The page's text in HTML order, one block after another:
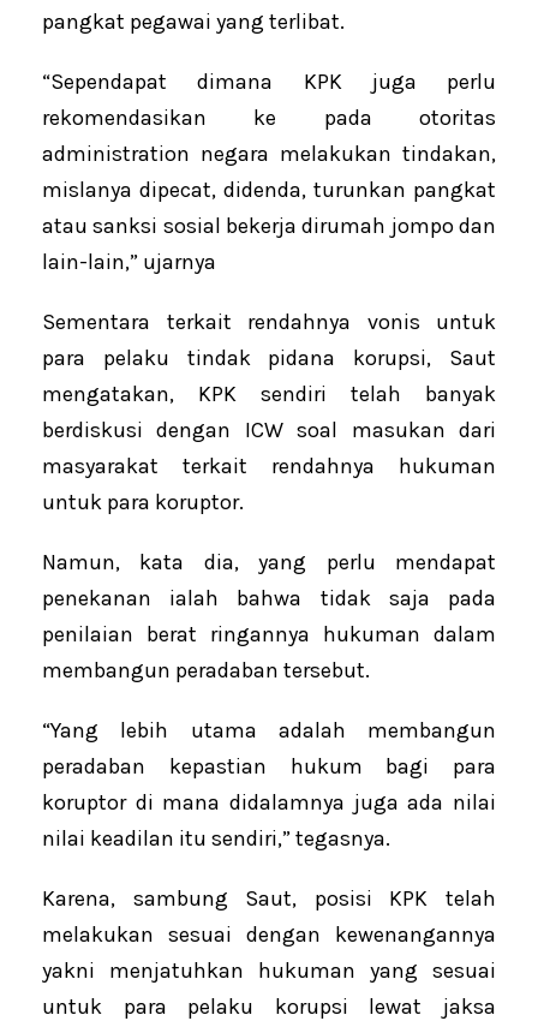
pangkat pegawai yang terlibat.
“Sependapat dimana KPK juga perlu
rekomendasikan ke pada otoritas
administration negara melakukan tindakan,
mislanya dipecat, didenda, turunkan pangkat
atau sanksi sosial bekerja dirumah jompo dan
lain-lain,” ujarnya
Sementara terkait rendahnya vonis untuk
para pelaku tindak pidana korupsi, Saut
mengatakan, KPK sendiri telah banyak
berdiskusi dengan ICW soal masukan dari
masyarakat terkait rendahnya hukuman
untuk para koruptor.
Namun, kata dia, yang perlu mendapat
penekanan ialah bahwa tidak saja pada
penilaian berat ringannya hukuman dalam
membangun peradaban tersebut.
“Yang lebih utama adalah membangun
peradaban kepastian hukum bagi para
koruptor di mana didalamnya juga ada nilai
nilai keadilan itu sendiri,” tegasnya.
Karena, sambung Saut, posisi KPK telah
melakukan sesuai dengan kewenangannya
yakni menjatuhkan hukuman ‎yang sesuai
untuk para pelaku korupsi lewat jaksa